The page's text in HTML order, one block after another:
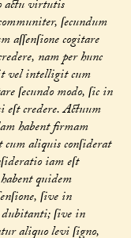
actu virtutis
ſecundum
cogitare
nam per hunc
vel intelligit cum
ſecundo modo, ſic in
credere. Actuum
habent firmam
cum aliquis conſiderat
iam eſt
quidem
ſive in
ſive in
aliquo levi ſigno,